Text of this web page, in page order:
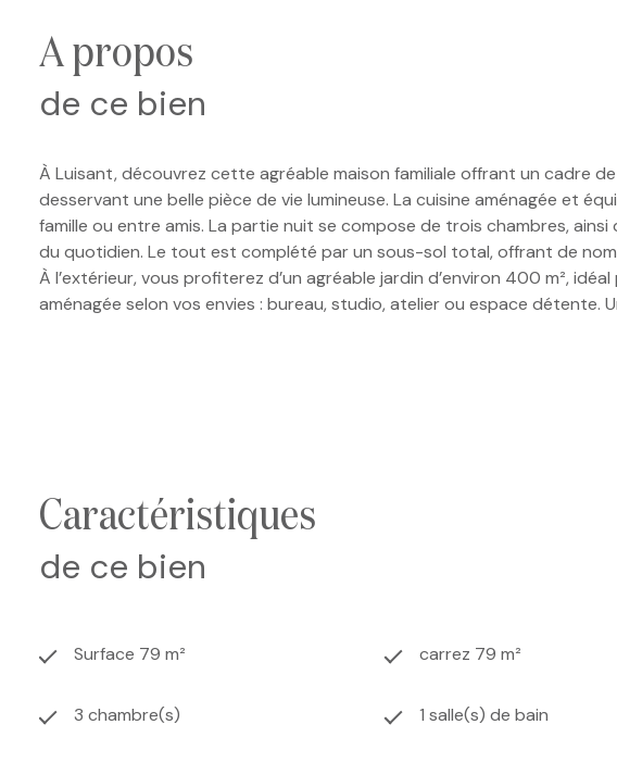
a propos
de ce bien
À Luisant, découvrez cette agréable maison familiale offrant un cadre
desservant une belle pièce de vie lumineuse. La cuisine aménagée et
famille ou entre amis. La partie nuit se compose de trois chambres,
du quotidien. Le tout est complété par un sous-sol total, offrant de
À l’extérieur, vous profiterez d’un agréable jardin d’environ 400 m²,
aménagée selon vos envies : bureau, studio, atelier ou espace détente.
caractéristiques
de ce bien
Surface 79 m² carrez 79 m²
3 chambre(s) 1 salle(s) de bain